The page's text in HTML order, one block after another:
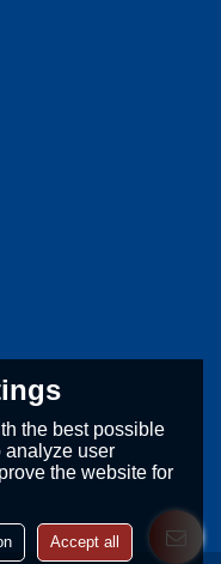
the best possible
analyze user
the website for
Accept all